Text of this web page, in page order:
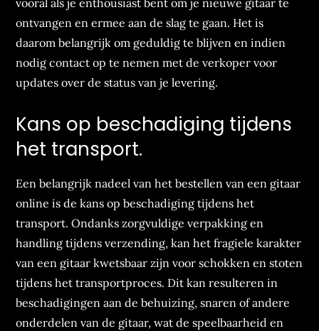
vooral als je enthousiast bent om je nieuwe gitaar te
ontvangen en ermee aan de slag te gaan. Het is
daarom belangrijk om geduldig te blijven en indien
nodig contact op te nemen met de verkoper voor
updates over de status van je levering.
Kans op beschadiging tijdens
het transport.
Een belangrijk nadeel van het bestellen van een gitaar
online is de kans op beschadiging tijdens het
transport. Ondanks zorgvuldige verpakking en
handling tijdens verzending, kan het fragiele karakter
van een gitaar kwetsbaar zijn voor schokken en stoten
tijdens het transportproces. Dit kan resulteren in
beschadigingen aan de behuizing, snaren of andere
onderdelen van de gitaar, wat de speelbaarheid en